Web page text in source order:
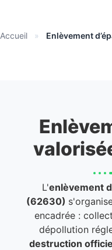
Accueil » Enlèvement
L'enlèvement
(62630)
encadrée :
dépollution
destruction